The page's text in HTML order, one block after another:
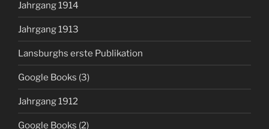
Jahrgang 1914
Jahrgang 1913
Lansburghs erste Publikation
Google Books (3)
Jahrgang 1912
Google Books (2)